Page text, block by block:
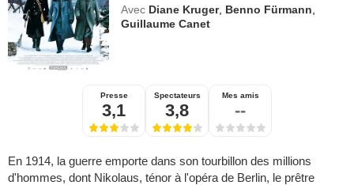
Avec Diane Kruger, Benno Fürmann
Guillaume Canet
Presse
3,1
Spectateurs
3,8
Mes amis
--
En 1914, la guerre emporte dans son tourbillon des millions
d'hommes, dont Nikolaus, ténor à l'opéra de Berlin, le prêtre